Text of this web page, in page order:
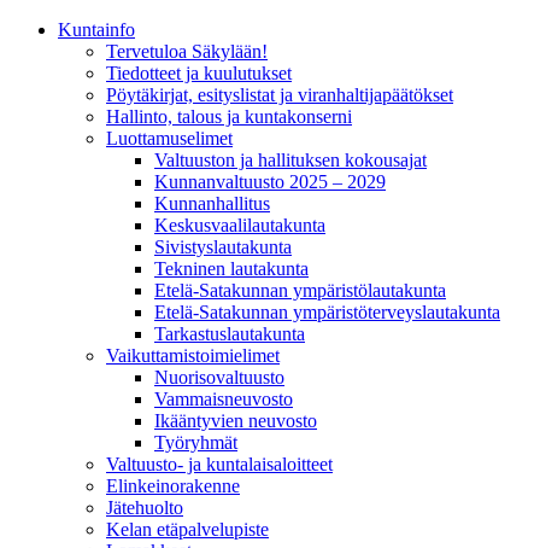
Kunta­info
Tervetuloa Säkylään!
Tiedotteet ja kuulutukset
Pöytäkirjat, esityslistat ja viranhaltijapäätökset
Hallinto, talous ja kuntakonserni
Luottamuselimet
Valtuuston ja hallituksen kokousajat
Kunnanvaltuusto 2025 – 2029
Kunnanhallitus
Keskusvaalilautakunta
Sivistyslautakunta
Tekninen lautakunta
Etelä-Satakunnan ympäristölautakunta
Etelä-Satakunnan ympäristöterveyslautakunta
Tarkastuslautakunta
Vaikuttamistoimielimet
Nuorisovaltuusto
Vammaisneuvosto
Ikääntyvien neuvosto
Työryhmät
Valtuusto- ja kuntalaisaloitteet
Elinkeinorakenne
Jätehuolto
Kelan etäpalvelupiste